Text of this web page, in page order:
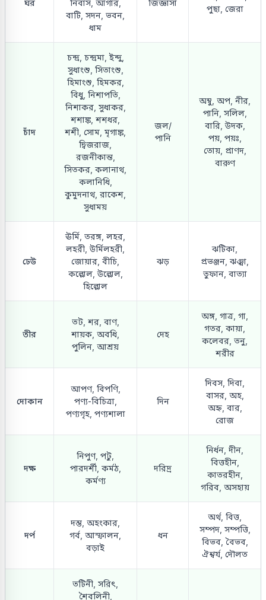
ঘর
নিবাস, আগার,
বাটি, সদন, ভবন,
ধাম
জিজ্ঞাসা
পুছা, জেরা
চাঁদ
চন্দ্র, চন্দ্রমা, ইন্দু,
সুধাংশু, সিতাংশু,
হিমাংশু, হিমকর,
বিধু, নিশাপতি,
নিশাকর, সুধাকর,
শশাঙ্ক, শশধর,
শশী, সোম, মৃগাঙ্ক,
দ্বিজরাজ,
রজনীকান্ত,
সিতকর, কলানাথ,
কলানিধি,
কুমুদনাথ, রাকেশ,
সুধাময়
জল/
পানি
অম্বু, অপ, নীর,
পানি, সলিল,
বারি, উদক,
পয়, পয়ঃ,
তোয়, প্রাণদ,
বারুণ
ঢেউ
ঊর্মি, তরঙ্গ, লহর,
লহরী, উর্মিলহরী,
জোয়ার, বীচি,
কল্লোল, উল্লোল,
হিল্লোল
ঝড়
ঝটিকা,
প্রভঞ্জন, ঝঞ্ঝা,
তুফান, বাত্যা
তীর
তট, শর, বাণ,
শায়ক, অবধি,
পুলিন, আশ্রয়
দেহ
অঙ্গ, গাত্র, গা,
গতর, কায়া,
কলেবর, তনু,
শরীর
দোকান
আপণ, বিপণি,
পণ্য-বিচিত্রা,
পণ্যগৃহ, পণ্যশালা
দিন
দিবস, দিবা,
বাসর, অহ,
অহ্ন, বার,
রোজ
দক্ষ
নিপুণ, পটু,
পারদর্শী, কর্মঠ,
কর্মণ্য
দরিদ্র
নির্ধন, দীন,
বিত্তহীন,
কাতরহীন,
গরিব, অসহায়
দর্প
দম্ভ, অহংকার,
গর্ব, আস্ফালন,
বড়াই
ধন
অর্থ, বিত্ত,
সম্পদ, সম্পত্তি,
বিভব, বৈভব,
ঐশ্বর্য, দৌলত
তটিনী, সরিৎ,
শৈবলিনী,